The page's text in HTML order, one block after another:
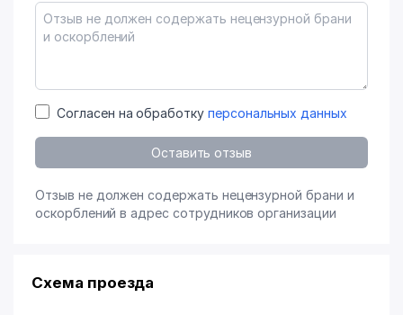
Согласен на обработку персональных данных
Оставить отзыв
Отзыв не должен содержать нецензурной брани и
оскорблений в адрес сотрудников организации
Схема проезда